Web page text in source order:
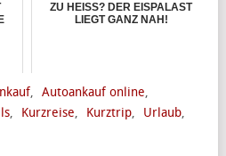
ZU HEISS? DER EISPALAST L
IEGT GANZ NAH!
, Autoankauf online,
, Kurzreise, Kurztrip, Urlaub,